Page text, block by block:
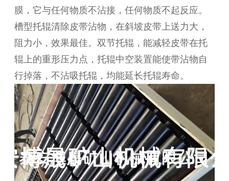
膜，它与任何物质不沾接，任何物质不起反应。
槽型托辊清除皮带沾物，在斜坡皮带上送力大，
阻力小，效果最佳。双节托辊，能减轻皮带在托
辊上的重形压力点，托辊中空装置能使带沾物自
行掉落，不沾吸托辊，均能延长托辊寿命。